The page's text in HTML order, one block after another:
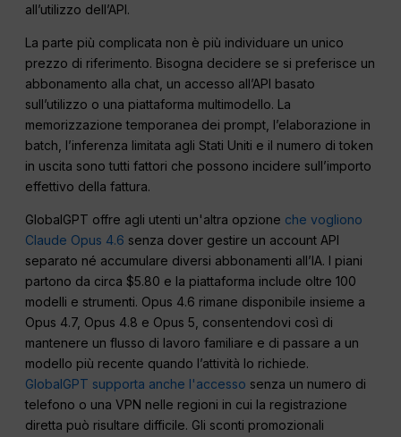
all’utilizzo dell’API.
La parte più complicata non è più individuare un unico
prezzo di riferimento. Bisogna decidere se si preferisce un
abbonamento alla chat, un accesso all’API basato
sull’utilizzo o una piattaforma multimodello. La
memorizzazione temporanea dei prompt, l’elaborazione in
batch, l’inferenza limitata agli Stati Uniti e il numero di token
in uscita sono tutti fattori che possono incidere sull’importo
effettivo della fattura.
GlobalGPT offre agli utenti un'altra opzione che vogliono
Claude Opus 4.6 senza dover gestire un account API
separato né accumulare diversi abbonamenti all’IA. I piani
partono da circa $5.80 e la piattaforma include oltre 100
modelli e strumenti. Opus 4.6 rimane disponibile insieme a
Opus 4.7, Opus 4.8 e Opus 5, consentendovi così di
mantenere un flusso di lavoro familiare e di passare a un
modello più recente quando l’attività lo richiede.
GlobalGPT supporta anche l'accesso senza un numero di
telefono o una VPN nelle regioni in cui la registrazione
diretta può risultare difficile. Gli sconti promozionali